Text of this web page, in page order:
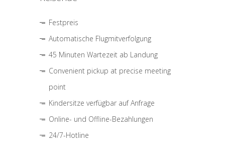
Festpreis
Automatische Flugmitverfolgung
45 Minuten Wartezeit ab Landung
Convenient pickup at precise meeting
point
Kindersitze verfügbar auf Anfrage
Online- und Offline-Bezahlungen
24/7-Hotline